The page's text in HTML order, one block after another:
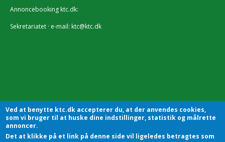
Annoncebooking ktc.dk:
Sekretariatet · e-mail: ktc@ktc.dk
Ved at benytte ktc.dk accepterer du, at der anvendes cookies,
som vi bruger til at huske dine indstillinger, statistik og målrette
annoncer.
Det at klikke på et link på denne side vil ligeledes betragtes som